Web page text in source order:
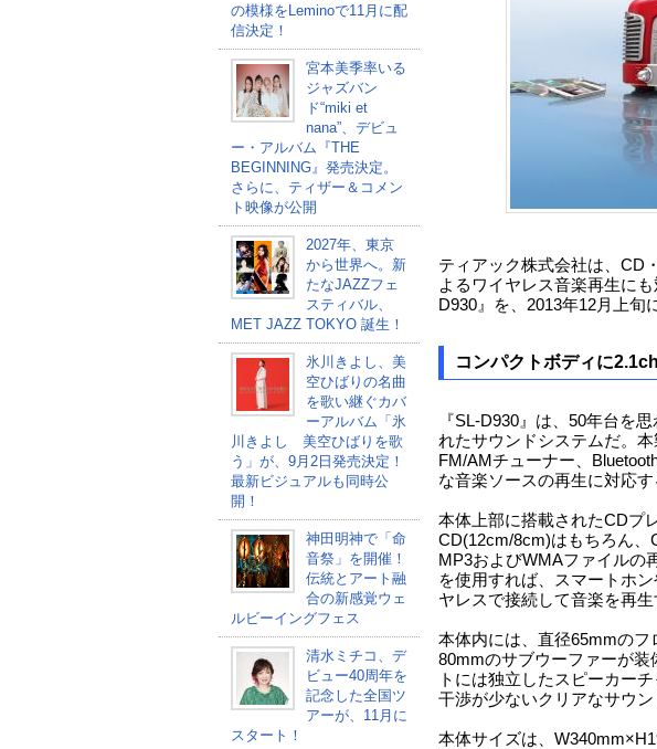
の模様をLeminoで11月に配
信決定！
宮本美季率いる
ジャズバン
ド“miki et
nana”、デビュ
ー・アルバム『THE
BEGINNING』発売決定。
さらに、ティザー＆コメン
ト映像が公開
2027年、東京
から世界へ。新
たなJAZZフェ
スティバル、
MET JAZZ TOKYO 誕生！
氷川きよし、美
空ひばりの名曲
を歌い継ぐカバ
ーアルバム「氷
川きよし 美空ひばりを歌
う」が、9月2日発売決定！
最新ビジュアルも同時公
開！
神田明神で「命
音祭」を開催！
伝統とアート融
合の新感覚ウェ
ルビーイングフェス
清水ミチコ、デ
ビュー40周年を
記念した全国ツ
アーが、11月に
スタート！
ティアック株式会社は、CD
よるワイヤレス音楽再生に
D930』を、2013年12月上旬
コンパクトボディに
『SL-D930』は、50年台を
れたサウンドシステムだ。本
FM/AMチューナー、
な音楽ソースの再生に対応す
本体上部に搭載されたCDプ
CD(12cm/8cm)はもちろん、
MP3およびWMAファイルの
を使用すれば、スマートホ
ヤレスで接続して音楽を再生
本体内には、直径65mmの
80mmのサブウーファーが装
トには独立したスピーカー
干渉が少ないクリアなサウン
本体サイズは、